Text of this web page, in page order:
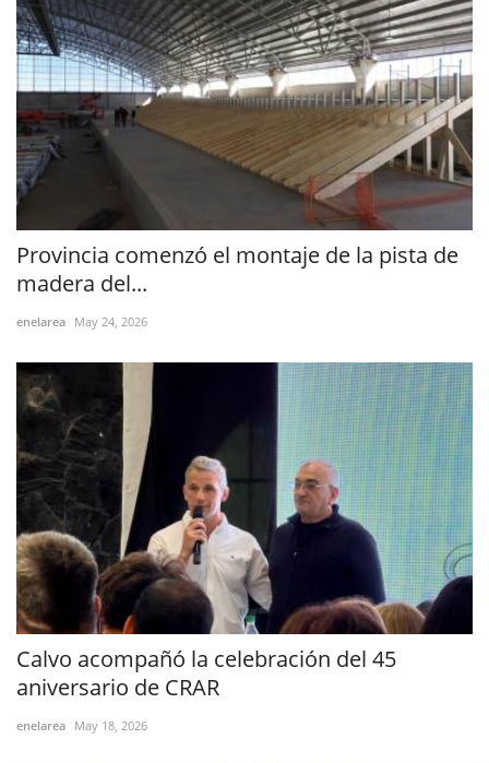
Provincia comenzó el montaje de la pista de
madera del...
enelarea May 24, 2026
Calvo acompañó la celebración del 45
aniversario de CRAR
enelarea May 18, 2026